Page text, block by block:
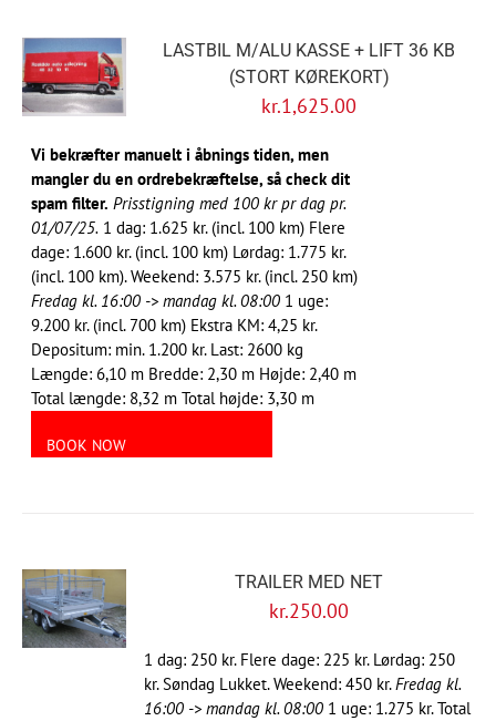
LASTBIL M/ALU KASSE + LIFT 36 KB
(STORT KØREKORT)
kr.1,625.00
Vi bekræfter manuelt i åbnings tiden, men
mangler du en ordrebekræftelse, så check dit
spam filter. Prisstigning med 100 kr pr dag pr.
01/07/25. 1 dag: 1.625 kr. (incl. 100 km) Flere
dage: 1.600 kr. (incl. 100 km) Lørdag: 1.775 kr.
(incl. 100 km). Weekend: 3.575 kr. (incl. 250 km)
Fredag kl. 16:00 -> mandag kl. 08:00 1 uge:
9.200 kr. (incl. 700 km) Ekstra KM: 4,25 kr.
Depositum: min. 1.200 kr. Last: 2600 kg
Længde: 6,10 m Bredde: 2,30 m Højde: 2,40 m
Total længde: 8,32 m Total højde: 3,30 m
BOOK NOW
TRAILER MED NET
kr.250.00
1 dag: 250 kr. Flere dage: 225 kr. Lørdag: 250
kr. Søndag Lukket. Weekend: 450 kr.Fredag kl.
16:00 -> mandag kl. 08:00 1 uge: 1.275 kr. Total